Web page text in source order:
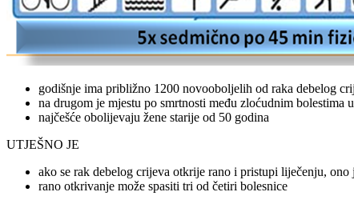
godišnje ima približno 1200 novooboljelih od raka debelog
na drugom je mjestu po smrtnosti među zloćudnim bolestima
najčešće obolijevaju žene starije od 50 godina
UTJEŠNO JE
ako se rak debelog crijeva otkrije rano i pristupi liječenju, ono
rano otkrivanje može spasiti tri od četiri bolesnice